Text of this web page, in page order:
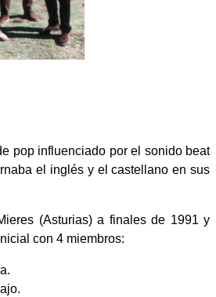
pop influenciado por el sonido beat
el inglés y el castellano en sus
(Asturias) a finales de 1991 y
con 4 miembros: